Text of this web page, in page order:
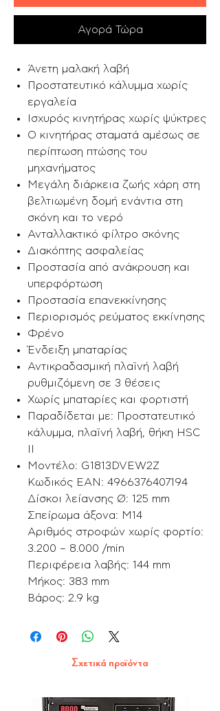
Αγορά Τώρα
Άνετη μαλακή λαβή
Προστατευτικό κάλυμμα χωρίς
εργαλεία
Ισχυρός κινητήρας χωρίς ψύκτρες
Ο κινητήρας σταματά αμέσως σε
περίπτωση πτώσης του
μηχανήματος
Μεγάλη διάρκεια ζωής χάρη στη
βελτιωμένη δομή ενάντια στη
σκόνη και το νερό
Ανταλλακτικό φίλτρο σκόνης
Διακόπτης ασφαλείας
Προστασία από ανάκρουση και
υπερφόρτωση
Προστασία επανεκκίνησης
Περιορισμός ρεύματος εκκίνησης
Φρένο
Ένδειξη μπαταρίας
Αντικραδασμική πλαϊνή λαβή
ρυθμιζόμενη σε 3 θέσεις
Χωρίς μπαταρίες και φορτιστή
Παραδίδεται με: Προστατευτικό
κάλυμμα, πλαϊνή λαβή, θήκη HSC
Μοντέλο: G1813DVEW2Z
Κωδικός ΕΑΝ: 4966376407194
Δίσκοι λείανσης Ø: 125 mm
Σπείρωμα άξονα: M14
Aριθμός στροφών χωρίς φορτίο:
3.200 – 8.000 /min
Περιφέρεια λαβής: 144 mm
Μήκος: 383 mm
Βάρος: 2.9 kg
Σχετικά προϊόντα